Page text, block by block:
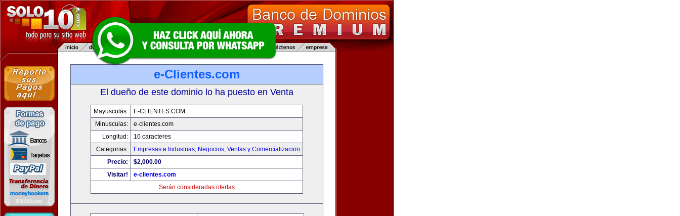
e-Clientes.com
El dueño de este dominio lo ha puesto en Venta
Mayusculas:
E-CLIENTES.COM
Minusculas:
e-clientes.com
Longitud:
10 caracteres
Categorias:
Empresas e Industrias, Negocios, Ventas y Comercializacion
Precio:
$2,000.00
Visitar!
e-clientes.com
Serán consideradas ofertas